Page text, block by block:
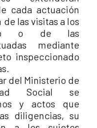
cada actuación
las visitas a los
o de las
mediante
inspeccionado
del Ministerio de
Social se
y actos que
diligencias, su